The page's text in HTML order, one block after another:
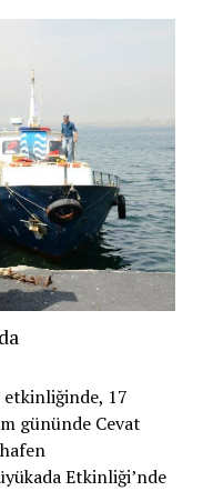
etkinliğinde, 17
gününde Cevat
Etkinliği’nde